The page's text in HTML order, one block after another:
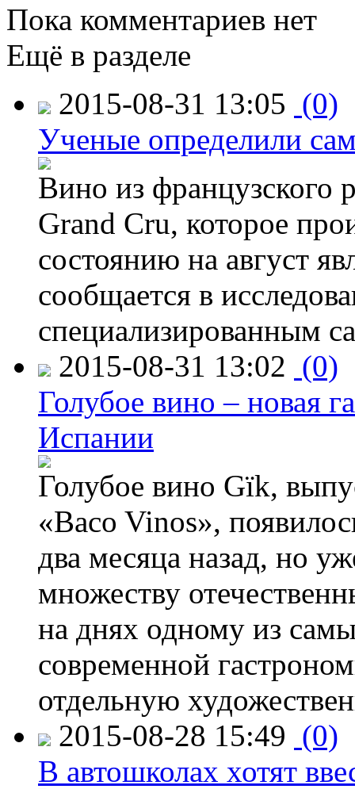
Пока комментариев нет
Ещё в разделе
2015-08-31 13:05 (0)
Ученые определили
Вино из французского
Grand Cru, которое
состоянию на август
сообщается в
специализированным
2015-08-31 13:02 (0)
Голубое вино – новая
Испании
Голубое вино Gïk,
«Baco Vinos»,
два месяца назад, но
множеству
на днях одному из
современной
отдельную
2015-08-28 15:49 (0)
В автошколах хотят